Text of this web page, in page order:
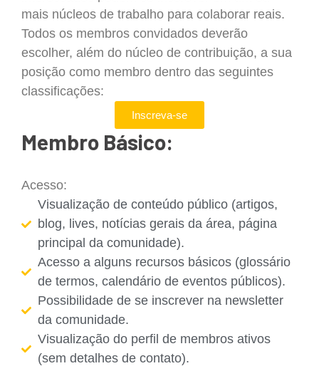
mais núcleos de trabalho para colaborar reais.
Todos os membros convidados deverão
escolher, além do núcleo de contribuição, a sua
posição como membro dentro das seguintes
classificações:
Inscreva-se
Membro Básico:
Acesso:
Visualização de conteúdo público (artigos,
blog, lives, notícias gerais da área, página
principal da comunidade).
Acesso a alguns recursos básicos (glossário
de termos, calendário de eventos públicos).
Possibilidade de se inscrever na newsletter
da comunidade.
Visualização do perfil de membros ativos
(sem detalhes de contato).